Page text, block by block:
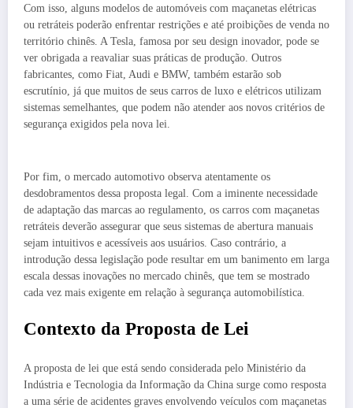
Com isso, alguns modelos de automóveis com maçanetas elétricas
ou retráteis poderão enfrentar restrições e até proibições de venda no
território chinês. A Tesla, famosa por seu design inovador, pode se
ver obrigada a reavaliar suas práticas de produção. Outros
fabricantes, como Fiat, Audi e BMW, também estarão sob
escrutínio, já que muitos de seus carros de luxo e elétricos utilizam
sistemas semelhantes, que podem não atender aos novos critérios de
segurança exigidos pela nova lei.
Por fim, o mercado automotivo observa atentamente os
desdobramentos dessa proposta legal. Com a iminente necessidade
de adaptação das marcas ao regulamento, os carros com maçanetas
retráteis deverão assegurar que seus sistemas de abertura manuais
sejam intuitivos e acessíveis aos usuários. Caso contrário, a
introdução dessa legislação pode resultar em um banimento em larga
escala dessas inovações no mercado chinês, que tem se mostrado
cada vez mais exigente em relação à segurança automobilística.
Contexto da Proposta de Lei
A proposta de lei que está sendo considerada pelo Ministério da
Indústria e Tecnologia da Informação da China surge como resposta
a uma série de acidentes graves envolvendo veículos com maçanetas